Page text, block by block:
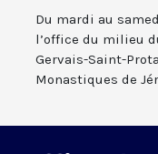
Du mardi au
l’office du milieu
Gervais-Saint-
Monastiques de